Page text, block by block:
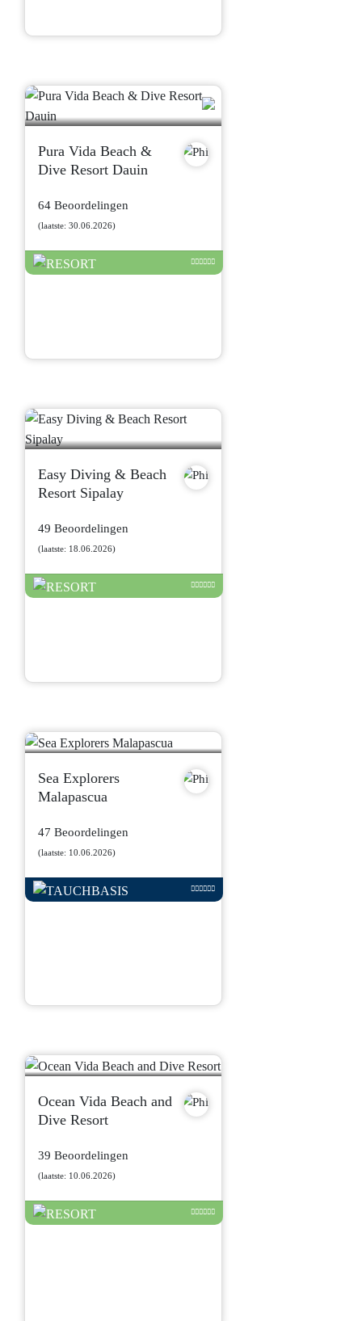
Pura Vida Beach &
Dive Resort Dauin
64 Beoordelingen
(laatste: 30.06.2026)
Easy Diving & Beach
Resort Sipalay
49 Beoordelingen
(laatste: 18.06.2026)
Sea Explorers
Malapascua
47 Beoordelingen
(laatste: 10.06.2026)
Ocean Vida Beach and
Dive Resort
39 Beoordelingen
(laatste: 10.06.2026)